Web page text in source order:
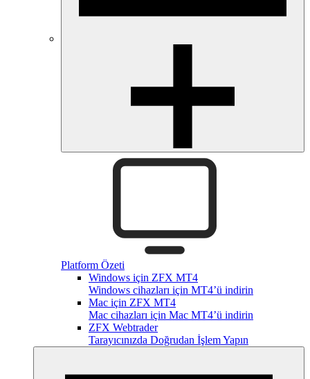
Platform Özeti
Windows için ZFX MT4
Windows cihazları için MT4’ü indirin
Mac için ZFX MT4
Mac cihazları için Mac MT4’ü indirin
ZFX Webtrader
Tarayıcınızda Doğrudan İşlem Yapın